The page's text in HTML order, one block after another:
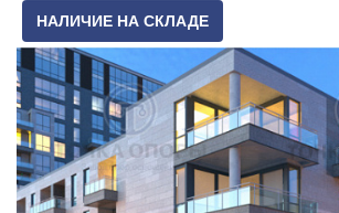
НАЛИЧИЕ НА СКЛАДЕ